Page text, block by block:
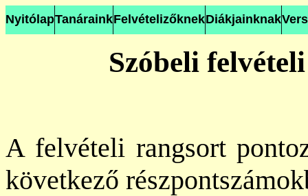
NyitólapTanárainkFelvételizőknekDiákjainknak
Szóbeli
A felvételi rangsort
következő